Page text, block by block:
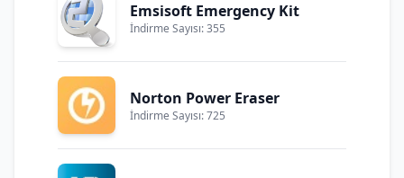
Emsisoft Emergency Kit
İndirme Sayısı: 355
Norton Power Eraser
İndirme Sayısı: 725